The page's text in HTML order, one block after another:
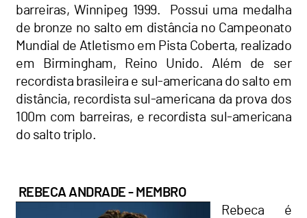
barreiras, Winnipeg 1999. Possui uma medalha
de bronze no salto em distância no Campeonato
Mundial de Atletismo em Pista Coberta, realizado
em Birmingham, Reino Unido. Além de ser
recordista brasileira e sul-americana do salto em
distância, recordista sul-americana da prova dos
100m com barreiras, e recordista sul-americana
do salto triplo.
REBECA ANDRADE - MEMBRO
Rebeca é